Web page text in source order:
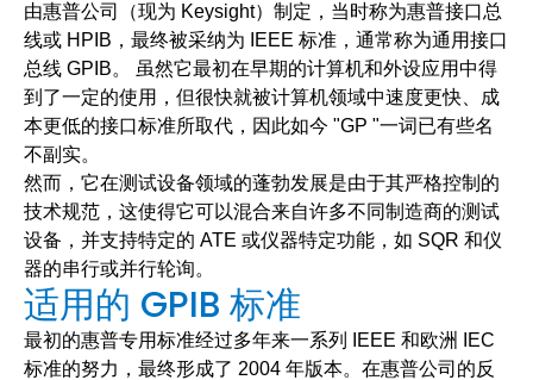
由惠普公司（现为 Keysight）制定，当时称为惠普接口总
线或 HPIB，最终被采纳为 IEEE 标准，通常称为通用接口
总线 GPIB。 虽然它最初在早期的计算机和外设应用中得
到了一定的使用，但很快就被计算机领域中速度更快、成
本更低的接口标准所取代，因此如今 "GP "一词已有些名
不副实。
然而，它在测试设备领域的蓬勃发展是由于其严格控制的
技术规范，这使得它可以混合来自许多不同制造商的测试
设备，并支持特定的 ATE 或仪器特定功能，如 SQR 和仪
器的串行或并行轮询。
适用的 GPIB 标准
最初的惠普专用标准经过多年来一系列 IEEE 和欧洲 IEC
标准的努力，最终形成了 2004 年版本。在惠普公司的反